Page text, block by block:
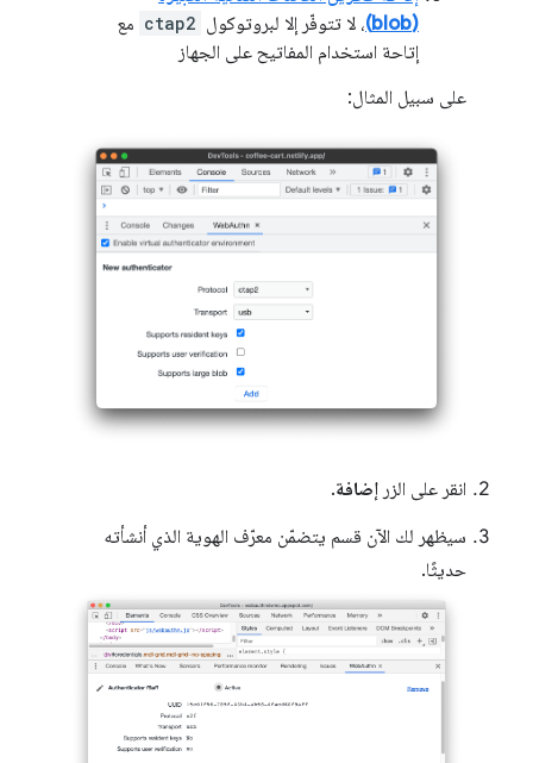
(blob)
، لا تتوفّر إلا لبروتوكول ctap2 مع
إتاحة استخدام المفاتيح على الجهاز
على سبيل المثال:
انقر على الزر إضافة.
سيظهر لك الآن قسم يتضمّن معرّف الهوية الذي أنشأته
حديثًا.